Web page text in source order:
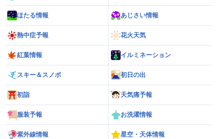
ほたる情報 あじさい情報
熱中症予報 花火天気
紅葉情報 イルミネーション
スキー＆スノボ 初日の出
初詣 天気痛予報
服装予報 お洗濯情報
紫外線情報 星空・天体情報